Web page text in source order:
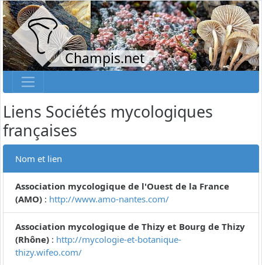
Champis.net
Liens Sociétés mycologiques
françaises
Nom et lien
Association mycologique de l'Ouest de la France
(AMO) : http://www.amo-nantes.com/
Association mycologique de Thizy et Bourg de Thizy
(Rhône) : http://mycologie-et-botanique-
thizy.wifeo.com/